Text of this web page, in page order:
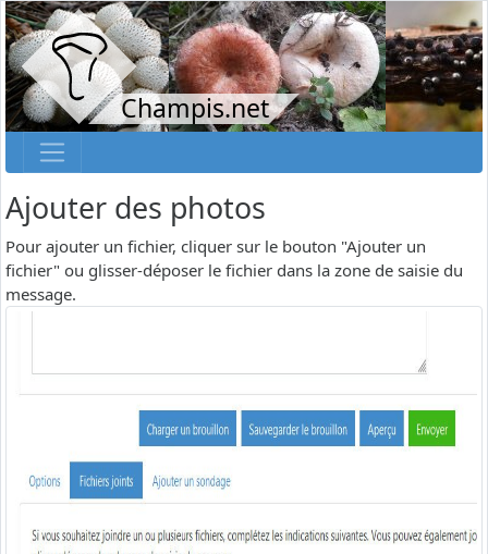
Champis.net
Ajouter des photos
Pour ajouter un fichier, cliquer sur le bouton "Ajouter un
fichier" ou glisser-déposer le fichier dans la zone de saisie du
message.